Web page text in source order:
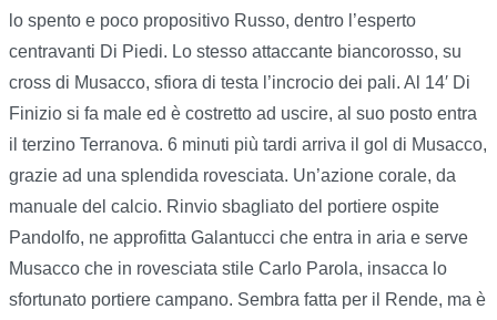
lo spento e poco propositivo Russo, dentro l’esperto
centravanti Di Piedi. Lo stesso attaccante biancorosso, su
cross di Musacco, sfiora di testa l’incrocio dei pali. Al 14′ Di
Finizio si fa male ed è costretto ad uscire, al suo posto entra
il terzino Terranova. 6 minuti più tardi arriva il gol di Musacco,
grazie ad una splendida rovesciata. Un’azione corale, da
manuale del calcio. Rinvio sbagliato del portiere ospite
Pandolfo, ne approfitta Galantucci che entra in aria e serve
Musacco che in rovesciata stile Carlo Parola, insacca lo
sfortunato portiere campano. Sembra fatta per il Rende, ma è